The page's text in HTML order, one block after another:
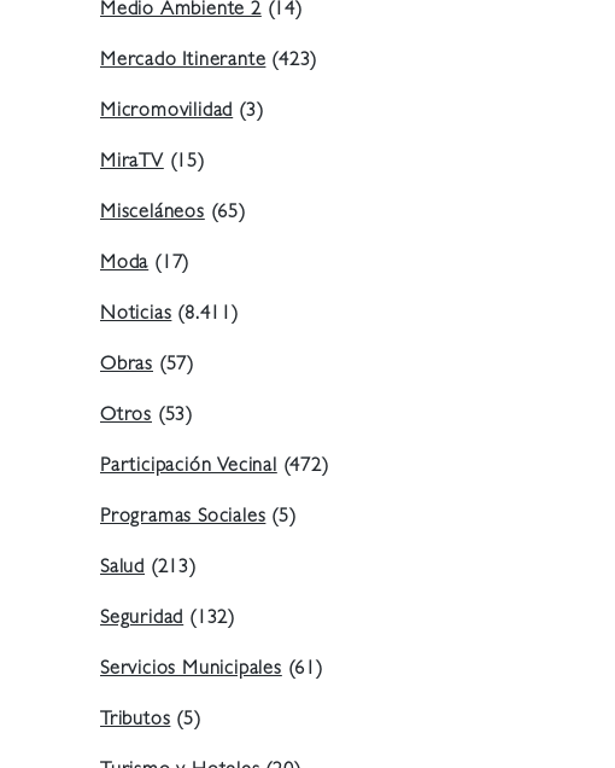
Medio Ambiente 2(14)
Mercado Itinerante(423)
Micromovilidad(3)
MiraTV(15)
Misceláneos(65)
Moda(17)
Noticias(8.411)
Obras (57)
Otros (53)
Participación Vecinal(472)
Programas Sociales(5)
Salud (213)
Seguridad(132)
Servicios Municipales(61)
Tributos(5)